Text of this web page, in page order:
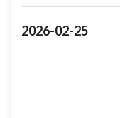
2026-02-25